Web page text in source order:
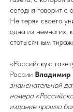
сегодня говорит с
Не теряя своего
одна из немногих,
стотысячным
«Российскую
России Владимир
знаменательной
номера
издание прошло